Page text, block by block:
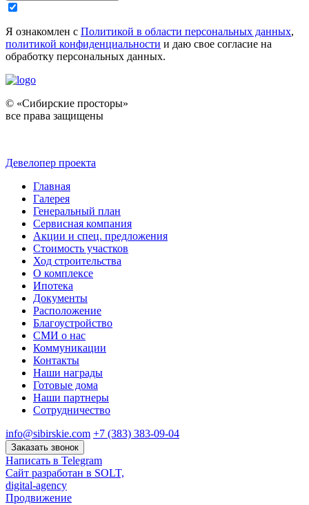
Я ознакомлен с Политикой в области персональных данных,
политикой конфиденциальности и даю свое согласие на
обработку персональных данных.
© «Сибирские просторы»
все права защищены
Девелопер проекта
Главная
Галерея
Генеральный план
Сервисная компания
Акции и спец. предложения
Стоимость участков
Ход строительства
О комплексе
Ипотека
Документы
Расположение
Благоустройство
СМИ о нас
Коммуникации
Контакты
Наши награды
Готовые дома
Наши партнеры
Сотрудничество
info@sibirskie.com +7 (383) 383-09-04
Заказать звонок
Написать в Telegram
Сайт разработан в SOLT,
digital-agency
Продвижение